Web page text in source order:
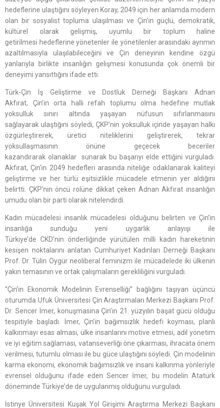
hedeflerine ulaştığını söyleyen Koray, 2049 için her anlamda modern
olan bir sosyalist topluma ulaşılması ve Çin’in güçlü, demokratik,
kültürel olarak gelişmiş, uyumlu bir toplum haline
getirilmesi hedeflerine yönetenler ile yönetilenler arasındaki ayrımın
azaltılmasıyla ulaşılabileceğini ve Çin deneyinin kendine özgü
yanlarıyla birlikte insanlığın gelişmesi konusunda çok önemli bir
deneyimi yansıttığını ifade etti.
Türk-Çin İş Geliştirme ve Dostluk Derneği Başkanı Adnan
Akfırat, Çin’in orta halli refah toplumu olma hedefine mutlak
yoksulluk sınırı altında yaşayan nüfusun sıfırlanmasını
sağlayarak ulaştığını söyledi, ÇKP’nin yoksulluk içinde yaşayan halkı
özgürleştirerek, üretici niteliklerini geliştirerek, tekrar
yoksullaşmasının önüne geçecek beceriler
kazandırarak olanaklar sunarak bu başarıyı elde ettiğini vurguladı.
Akfırat, Çin’in 2049 hedefleri arasında niteliğe odaklanarak kaliteyi
geliştirme ve her türlü eşitsizlikle mücadele etmenin yer aldığını
belirtti. ÇKP’nin öncü rolüne dikkat çeken Adnan Akfırat insanlığın
umudu olan bir parti olarak nitelendirdi.
Kadın mücadelesi insanlık mücadelesi olduğunu belirten ve Çin’in
insanlığa sunduğu yeni uygarlık anlayışı ile
Türkiye’de CKD’nin önderliğinde yürütülen milli kadın hareketinin
kesişen noktalarını anlatan Cumhuriyet Kadınları Derneği Başkanı
Prof. Dr. Tülin Oygür neoliberal feminizm ile mücadelede iki ülkenin
yakın temasının ve ortak çalışmaların gerekliliğini vurguladı.
“Çin’in Ekonomik Modelinin Evrenselliği” bağlığını taşıyan üçüncü
oturumda Ufuk Üniversitesi Çin Araştırmaları Merkezi Başkanı Prof.
Dr. Sencer İmer, konuşmasına Çin’in 21. yüzyılın başat gücü olduğu
tespitiyle başladı. İmer, Çin’in bağımsızlık hedefi koyması, planlı
kalkınmayı esas alması, ülke insanlarını motive etmesi, adil yönetim
ve iyi eğitim sağlaması, vatanseverliği öne çıkarması, ihracata önem
verilmesi, tutumlu olması ile bu güce ulaştığını söyledi. Çin modelinin
karma ekonomi, ekonomik bağımsızlık ve insani kalkınma yönleriyle
evrensel olduğunu ifade eden Sencer İmer, bu modelin Atatürk
döneminde Türkiye’de de uygulanmış olduğunu vurguladı.
İstinye Üniversitesi Kuşak Yol Girişimi Araştırma Merkezi Başkanı